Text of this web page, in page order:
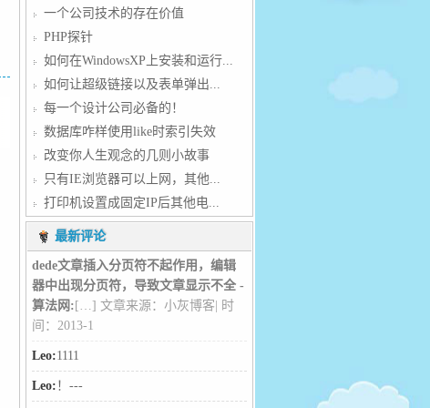
一个公司技术的存在价值
PHP探针
如何在WindowsXP上安装和运行...
如何让超级链接以及表单弹出...
每一个设计公司必备的！
数据库咋样使用like时索引失效
改变你人生观念的几则小故事
只有IE浏览器可以上网，其他...
打印机设置成固定IP后其他电...
最新评论
dede文章插入分页符不起作用，编辑
器中出现分页符，导致文章显示不全 -
算法网: […] 文章来源：小灰博客| 时
间：2013-1
Leo:1111
Leo: ！---